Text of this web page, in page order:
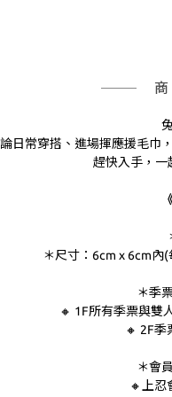
日常穿搭、進場揮應援毛巾
趕快入手，一
＊尺寸：6cm x 6cm內(
＊季
🔸 1F所有季票與雙
🔸 2F季
＊會
🔸上忍